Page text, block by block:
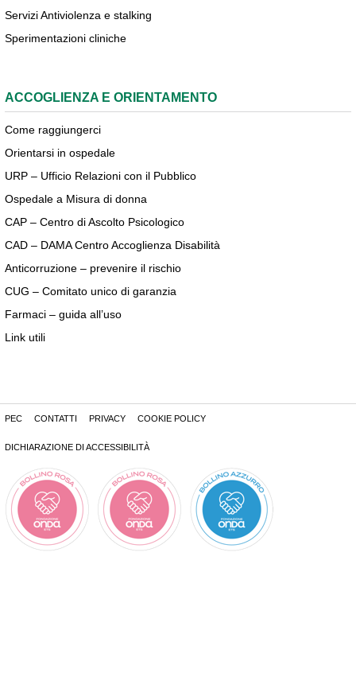
Servizi Antiviolenza e stalking
Sperimentazioni cliniche
ACCOGLIENZA E ORIENTAMENTO
Come raggiungerci
Orientarsi in ospedale
URP – Ufficio Relazioni con il Pubblico
Ospedale a Misura di donna
CAP – Centro di Ascolto Psicologico
CAD – DAMA Centro Accoglienza Disabilità
Anticorruzione – prevenire il rischio
CUG – Comitato unico di garanzia
Farmaci – guida all’uso
Link utili
PEC CONTATTI PRIVACY COOKIE POLICY
DICHIARAZIONE DI ACCESSIBILITÀ